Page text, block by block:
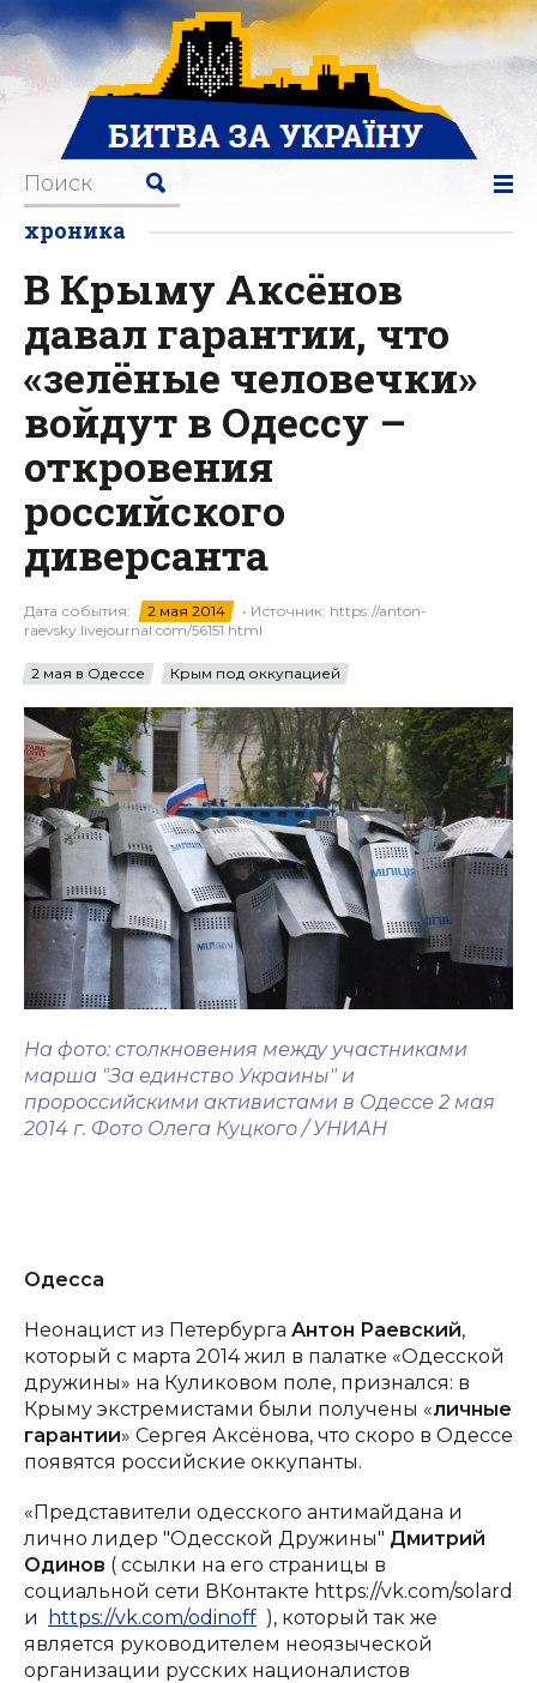
хроника
В Крыму Аксёнов
давал гарантии, что
«зелёные человечки»
войдут в Одессу –
откровения
российского
диверсанта
Дата события: 2 мая 2014
• Источник: https://anton-
raevsky.livejournal.com/56151.html
2 мая в Одессе Крым под оккупацией
На фото: столкновения между участниками
марша "За единство Украины" и
пророссийскими активистами в Одессе 2 мая
2014 г. Фото Олега Куцкого / УНИАН
Одесса
Неонацист из Петербурга Антон Раевский,
который с марта 2014 жил в палатке «Одесской
дружины» на Куликовом поле, признался: в
Крыму экстремистами были получены «личные
гарантии» Сергея Аксёнова, что скоро в Одессе
появятся российские оккупанты.
«Представители одесского антимайдана и
лично лидер "Одесской Дружины" Дмитрий
Одинов ( ссылки на его страницы в
социальной сети ВКонтакте https://vk.com/solard
и
https://vk.com/odinoff ), который так же
является руководителем неоязыческой
организации русских националистов